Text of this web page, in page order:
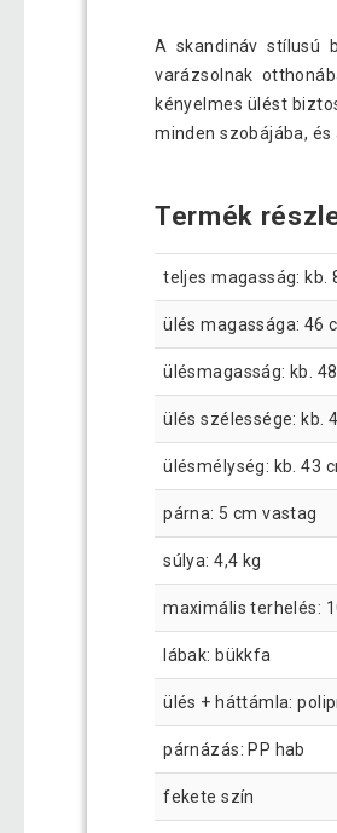
A skandináv stílusú
varázsolnak
kényelmes ülést
minden szobájába,
Termék
teljes magasság: kb.
ülés magassága: 46
ülésmagasság: kb.
ülés szélessége: kb.
ülésmélység: kb. 43
párna: 5 cm vastag
súlya: 4,4 kg
maximális terhelés:
lábak: bükkfa
ülés + háttámla:
párnázás: PP hab
fekete szín